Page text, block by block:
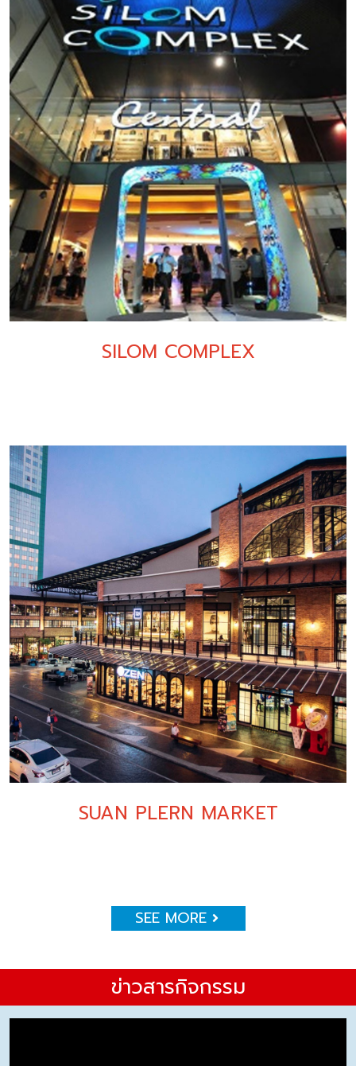
SILOM COMPLEX
SUAN PLERN MARKET
SEE MORE
ข่าวสารกิจกรรม